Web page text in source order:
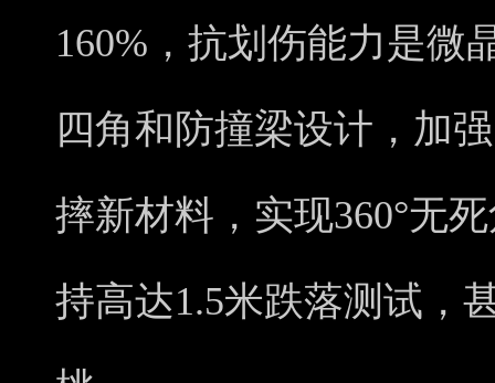
160%，抗划伤能力是微
四角和防撞梁设计，加
摔新材料，实现360°无
持高达1.5米跌落测试，